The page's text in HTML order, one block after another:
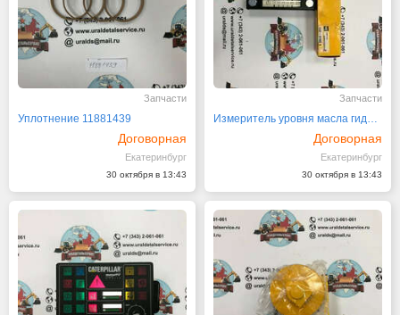
Запчасти
Уплотнение 11881439
Договорная
Екатеринбург
30 октября в 13:43
Запчасти
Измеритель уровня масла гидравл. системы 142-0160
Договорная
Екатеринбург
30 октября в 13:43